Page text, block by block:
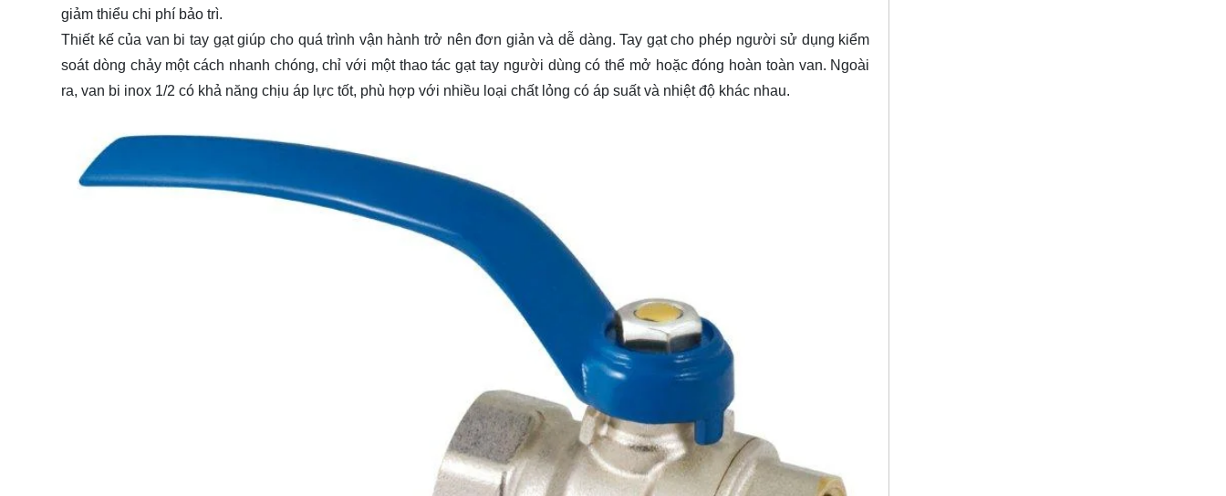
giảm thiểu chi phí bảo trì.
Thiết kế của van bi tay gạt giúp cho quá trình vận hành trở nên đơn giản và dễ dàng. Tay gạt cho phép người sử dụng kiểm
soát dòng chảy một cách nhanh chóng, chỉ với một thao tác gạt tay người dùng có thể mở hoặc đóng hoàn toàn van. Ngoài
ra, van bi inox 1/2 có khả năng chịu áp lực tốt, phù hợp với nhiều loại chất lỏng có áp suất và nhiệt độ khác nhau.